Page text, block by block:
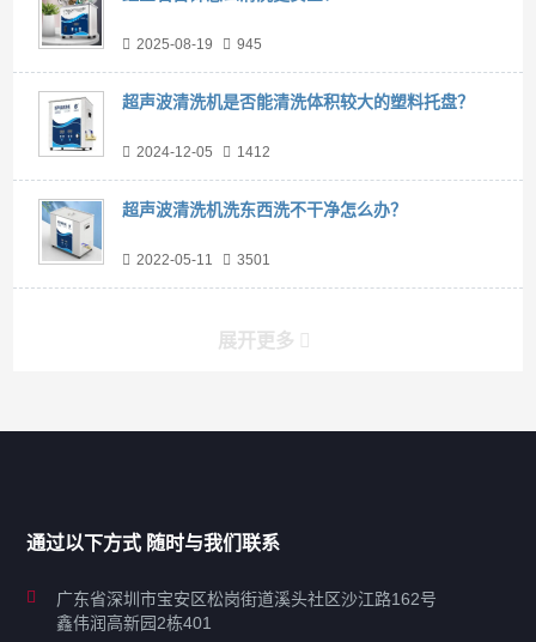
2025-08-19 945
超声波清洗机是否能清洗体积较大的塑料托盘？
2024-12-05 1412
超声波清洗机洗东西洗不干净怎么办？
2022-05-11 3501
展开更多
工业超声波清洗设备
通过以下方式 随时与我们联系
广东省深圳市宝安区松岗街道溪头社区沙江路162号
鑫伟润高新园2栋401